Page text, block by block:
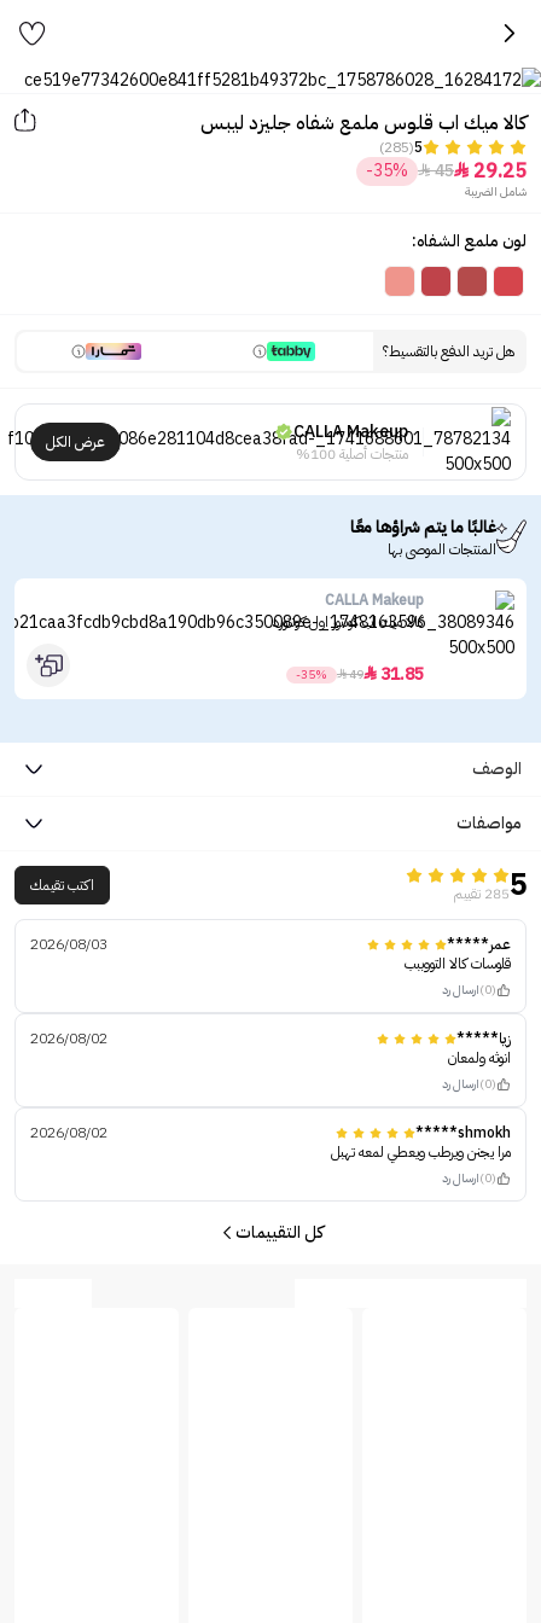
كالا ميك اب قلوس ملمع شفاه جليزد ليبس
5
(285)
29.25

45

-35%
شامل الضريبة
لون ملمع الشفاه:
هل تريد الدفع بالتقسيط؟
CALLA Makeup
منتجات أصلية 100%
عرض الكل
غالبًا ما يتم شراؤها معًا
المنتجات الموصى بها
CALLA Makeup
كالا ميك اب كونتور اول كونتورد
31.85

49

-35%
الوصف
مواصفات
5285 تقييم اكتب تقيمك
عمر*****
2026/08/03
قلوسات كالا التووببب
(0) ارسال رد
زيا*****
2026/08/02
انوثه ولمعان
(0) ارسال رد
shmokh*****
2026/08/02
مرا يجنن ويرطب ويعطي لمعه تهبل
(0) ارسال رد
كل التقييمات